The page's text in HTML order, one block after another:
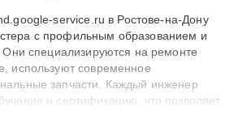
service.ru в Ростове-на-Дону
с профильным образованием и
специализируются на ремонте
используют современное
запчасти. Каждый инженер
и сертификацию, что позволяет